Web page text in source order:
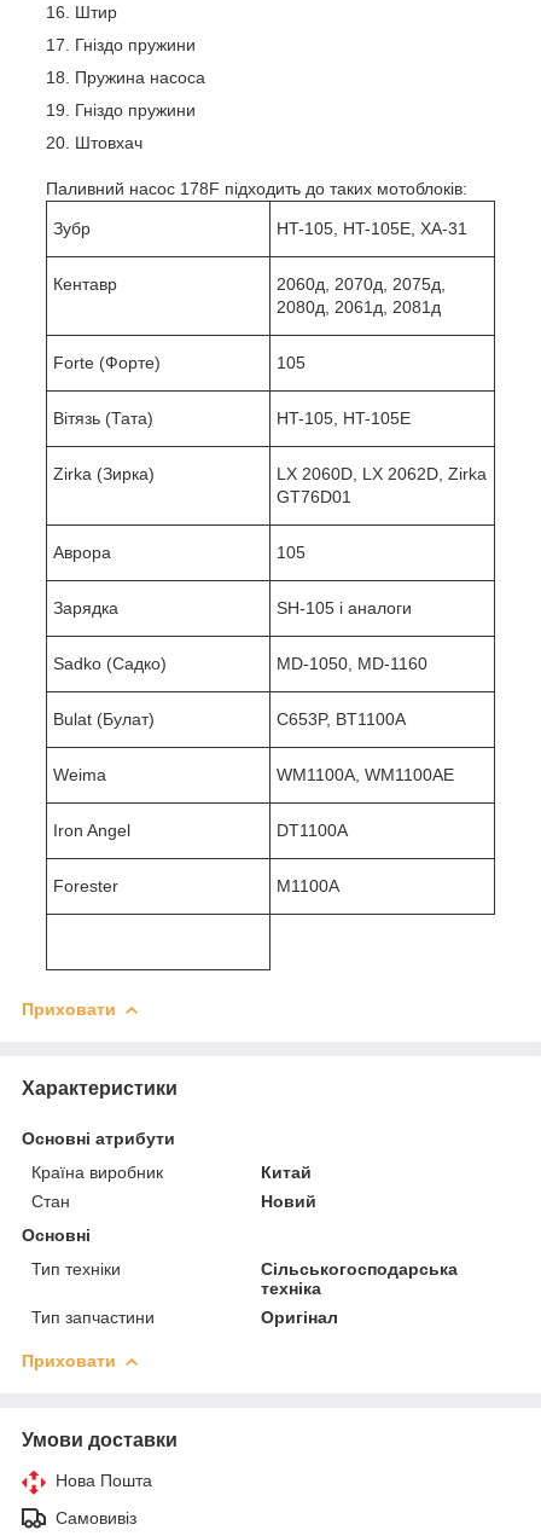
Штир
Гніздо пружини
Пружина насоса
Гніздо пружини
Штовхач
Паливний насос 178F підходить до таких мотоблоків:
Зубр HT-105, HT-105E, ХА-31
Кентавр
2060д, 2070д, 2075д,
2080д, 2061д, 2081д
Forte (Форте) 105
Вітязь (Тата) HT-105, HT-105E
Zirka (Зирка)
LX 2060D, LX 2062D, Zirka
GT76D01
Аврора 105
Зарядка SH-105 і аналоги
Sadko (Садко) MD-1050, MD-1160
Bulat (Булат) C653P, BT1100A
Weima WM1100A, WM1100AE
Iron Angel DT1100A
Forester M1100A
Приховати
Характеристики
Основні атрибути
Країна виробник
Китай
Стан
Новий
Основні
Тип техніки
Сільськогосподарська
техніка
Тип запчастини
Оригінал
Приховати
Умови доставки
Нова Пошта
Самовивіз